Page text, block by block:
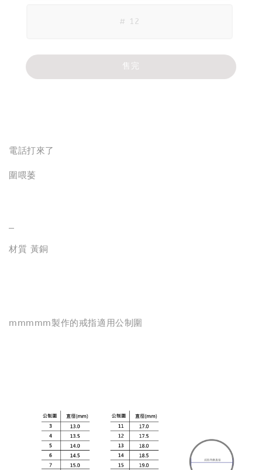
# 12
售完
電話打來了
圍喂萎
材質 黃銅
mmmmm製作的戒指適用公制圍